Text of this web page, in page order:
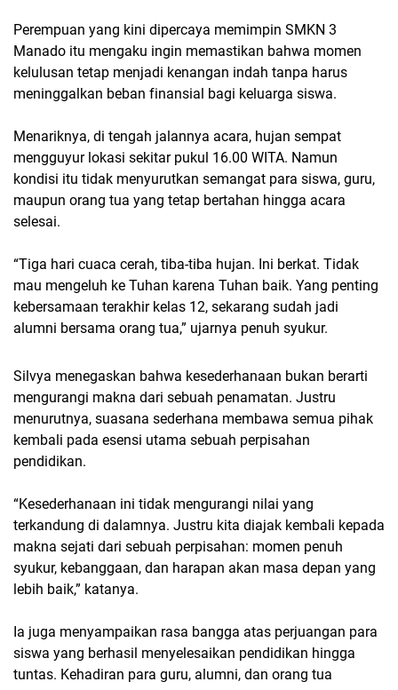
Perempuan yang kini dipercaya memimpin SMKN 3
Manado itu mengaku ingin memastikan bahwa momen
kelulusan tetap menjadi kenangan indah tanpa harus
meninggalkan beban finansial bagi keluarga siswa.
Menariknya, di tengah jalannya acara, hujan sempat
mengguyur lokasi sekitar pukul 16.00 WITA. Namun
kondisi itu tidak menyurutkan semangat para siswa, guru,
maupun orang tua yang tetap bertahan hingga acara
selesai.
“Tiga hari cuaca cerah, tiba-tiba hujan. Ini berkat. Tidak
mau mengeluh ke Tuhan karena Tuhan baik. Yang penting
kebersamaan terakhir kelas 12, sekarang sudah jadi
alumni bersama orang tua,” ujarnya penuh syukur.
Silvya menegaskan bahwa kesederhanaan bukan berarti
mengurangi makna dari sebuah penamatan. Justru
menurutnya, suasana sederhana membawa semua pihak
kembali pada esensi utama sebuah perpisahan
pendidikan.
“Kesederhanaan ini tidak mengurangi nilai yang
terkandung di dalamnya. Justru kita diajak kembali kepada
makna sejati dari sebuah perpisahan: momen penuh
syukur, kebanggaan, dan harapan akan masa depan yang
lebih baik,” katanya.
Ia juga menyampaikan rasa bangga atas perjuangan para
siswa yang berhasil menyelesaikan pendidikan hingga
tuntas. Kehadiran para guru, alumni, dan orang tua